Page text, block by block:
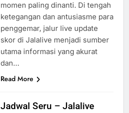
momen paling dinanti. Di tengah
ketegangan dan antusiasme para
penggemar, jalur live update
skor di Jalalive menjadi sumber
utama informasi yang akurat
dan…
Read More
Jadwal Seru – Jalalive